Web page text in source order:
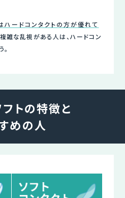
ハードコンタクトの方が優れて
雑な乱視がある人は、ハードコン
フトの特徴と
めの人